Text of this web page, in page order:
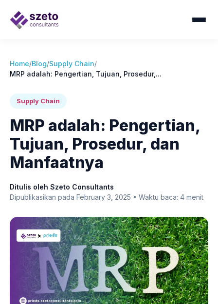
Home/Blog/Supply Chain/
MRP adalah: Pengertian, Tujuan, Prosedur,...
Supply Chain
MRP adalah: Pengertian,
Tujuan, Prosedur, dan
Manfaatnya
Ditulis oleh Szeto Consultants
Dipublikasikan pada February 3, 2025 • Waktu baca: 4 menit